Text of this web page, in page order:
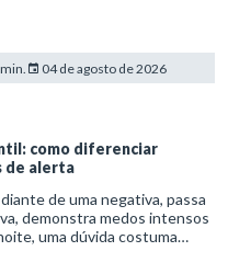
04 de agosto de 2026
como diferenciar
de alerta
de uma negativa, passa
demonstra medos intensos
uma dúvida costuma